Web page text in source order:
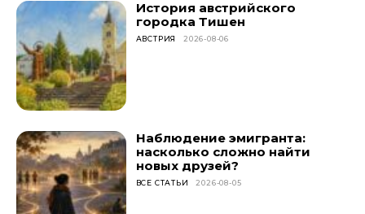
История австрийского
городка Тишен
АВСТРИЯ 2026-08-06
Наблюдение эмигранта:
насколько сложно найти
новых друзей?
ВСЕ СТАТЬИ 2026-08-05